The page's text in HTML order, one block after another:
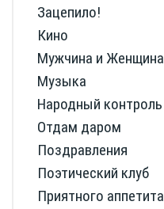
Зацепило!
Кино
Мужчина и Женщина
Музыка
Народный контроль
Отдам даром
Поздравления
Поэтический клуб
Приятного аппетита